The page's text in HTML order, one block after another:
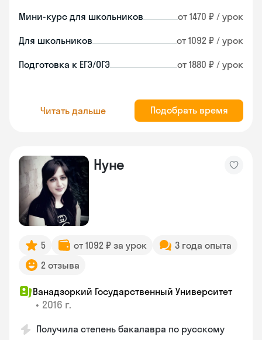
Мини-курс для школьников от 1470 ₽ / урок
Для школьников от 1092 ₽ / урок
Подготовка к ЕГЭ/ОГЭ от 1880 ₽ / урок
Читать дальше Подобрать время
Нуне
5 от 1092 ₽ за урок
3 года опыта
2 отзыва
Ванадзоркий Государственный Университет
• 2016 г.
Получила степень бакалавра по русскому